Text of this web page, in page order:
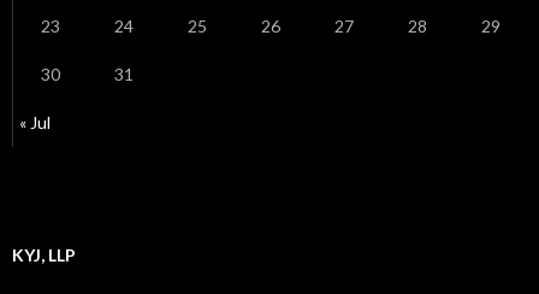
« Jul
23 24 25 26 27 28 29
30 31
KYJ, LLP